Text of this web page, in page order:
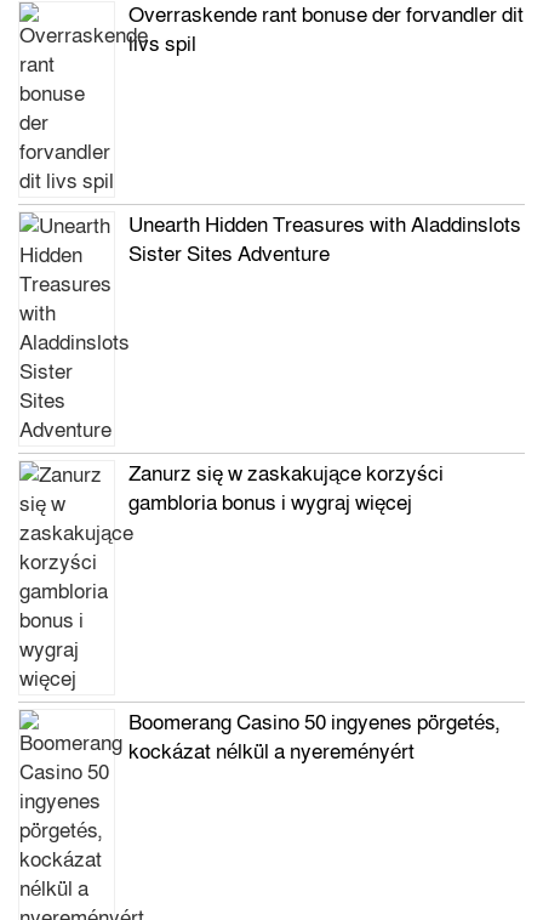
Overraskende rant bonuse der forvandler dit
livs spil
Unearth Hidden Treasures with Aladdinslots
Sister Sites Adventure
Zanurz się w zaskakujące korzyści
gambloria bonus i wygraj więcej
Boomerang Casino 50 ingyenes pörgetés,
kockázat nélkül a nyereményért